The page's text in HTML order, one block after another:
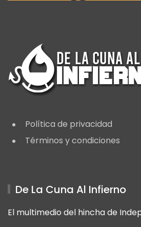
Política de privacidad
Términos y condiciones
De La Cuna Al Infierno
El multimedio del hincha de